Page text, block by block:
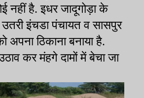
नहीं है. इधर जादूगोड़ा के
इंचडा पंचायत व सासपुर
अपना ठिकाना बनाया है.
कर मंहगे दामों में बेचा जा